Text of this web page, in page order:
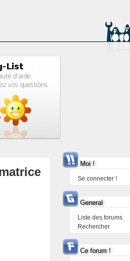
Moi !
Se connecter !
General
Liste des forums
Rechercher
Ce forum !